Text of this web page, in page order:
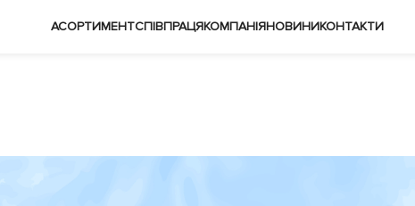
АСОРТИМЕНТСПІВПРАЦЯКОМПАНІЯНОВИНИКОНТАКТИ